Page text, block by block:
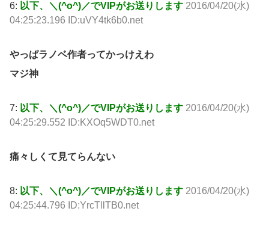
6: 以下、＼(^o^)／でVIPがお送りします 2016/04/20(水)
04:25:23.196 ID:uVY4tk6b0.net
やっぱラノベ作者ってかっけえわ
マジ神
7: 以下、＼(^o^)／でVIPがお送りします 2016/04/20(水)
04:25:29.552 ID:KXOq5WDT0.net
痛々しくて見てらんない
8: 以下、＼(^o^)／でVIPがお送りします 2016/04/20(水)
04:25:44.796 ID:YrcTllTB0.net